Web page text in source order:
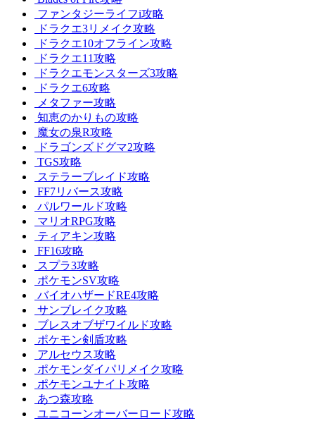
ファンタジーライフi攻略
ドラクエ3リメイク攻略
ドラクエ10オフライン攻略
ドラクエ11攻略
ドラクエモンスターズ3攻略
ドラクエ6攻略
メタファー攻略
知恵のかりもの攻略
魔女の泉R攻略
ドラゴンズドグマ2攻略
TGS攻略
ステラーブレイド攻略
FF7リバース攻略
パルワールド攻略
マリオRPG攻略
ティアキン攻略
FF16攻略
スプラ3攻略
ポケモンSV攻略
バイオハザードRE4攻略
サンブレイク攻略
ブレスオブザワイルド攻略
ポケモン剣盾攻略
アルセウス攻略
ポケモンダイパリメイク攻略
ポケモンユナイト攻略
あつ森攻略
ユニコーンオーバーロード攻略